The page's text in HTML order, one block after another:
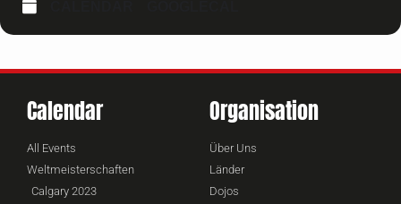
Calendar
All Events
Weltmeisterschaften
Calgary 2023
Organisation
Über Uns
Länder
Dojos